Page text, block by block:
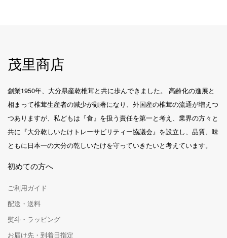
茂里商店
創業1950年、大分県産乾椎茸と共に歩んできました。 高齢化の進展と
相まって椎茸生産者の減少が顕著になり、外国産の椎茸の流通が増えつ
つありますが、私どもは『食』を扱う責任を第一と考え、業界の方々と
共に『大分乾しいたけトレーサビリティー協議会』を設立し、品質、味
ともに日本一の大分の乾しいたけを守っていきたいと考えています。
初めての方へ
ご利用ガイド
配送・送料
熨斗・ラッピング
お届け先・到着日指定